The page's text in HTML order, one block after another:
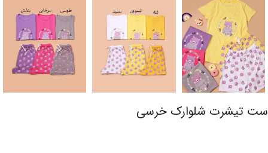
ست تیشرت شلوارک خرسی